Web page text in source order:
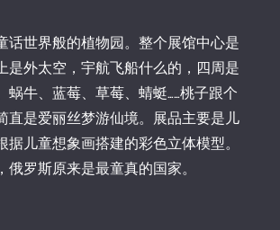
话世界般的植物园。整个展馆中心是
是外太空，宇航飞船什么的，四周是
蜗牛、蓝莓、草莓、蜻蜓……桃子跟个
直是爱丽丝梦游仙境。展品主要是儿
据儿童想象画搭建的彩色立体模型。
俄罗斯原来是最童真的国家。